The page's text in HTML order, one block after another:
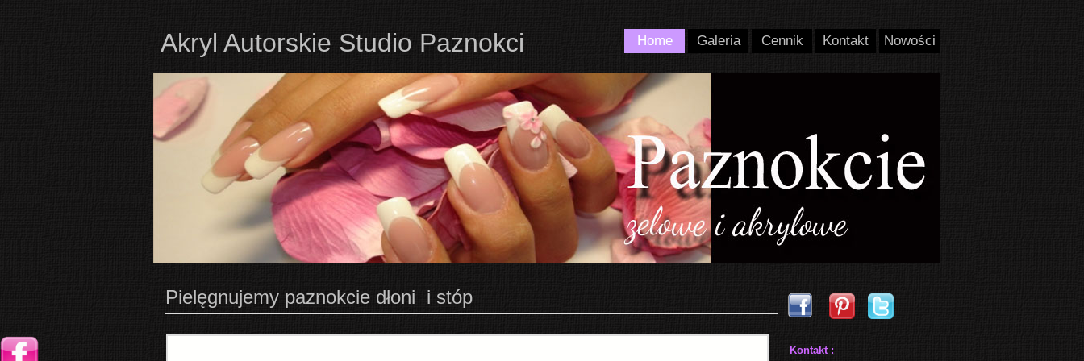
Home Galeria Cennik Kontakt Nowości
Pielęgnujemy paznokcie dłoni i stóp
Akryl Autorskie Studio Paznokci
Kontakt :